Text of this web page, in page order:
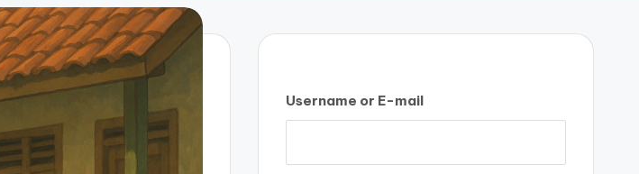
Username or E-mail